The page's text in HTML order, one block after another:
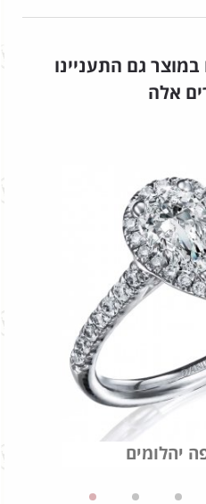
גם התעניינו
אלה
יהלומים